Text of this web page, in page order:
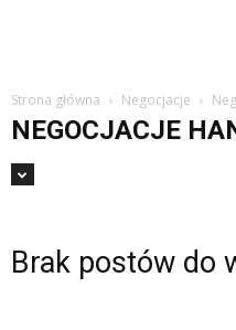
Strona główna Negocjacje
NEGOCJACJE
Brak postów do